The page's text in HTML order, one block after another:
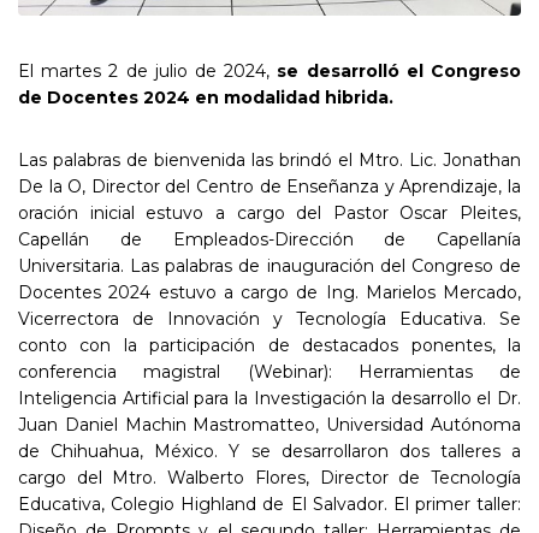
El martes 2 de julio de 2024, se desarrolló el Congreso
de Docentes 2024 en modalidad hibrida.
Las palabras de bienvenida las brindó el Mtro. Lic. Jonathan
De la O, Director del Centro de Enseñanza y Aprendizaje, la
oración inicial estuvo a cargo del Pastor Oscar Pleites,
Capellán de Empleados-Dirección de Capellanía
Universitaria. Las palabras de inauguración del Congreso de
Docentes 2024 estuvo a cargo de Ing. Marielos Mercado,
Vicerrectora de Innovación y Tecnología Educativa. Se
conto con la participación de destacados ponentes, la
conferencia magistral (Webinar): Herramientas de
Inteligencia Artificial para la Investigación la desarrollo el Dr.
Juan Daniel Machin Mastromatteo, Universidad Autónoma
de Chihuahua, México. Y se desarrollaron dos talleres a
cargo del Mtro. Walberto Flores, Director de Tecnología
Educativa, Colegio Highland de El Salvador. El primer taller: